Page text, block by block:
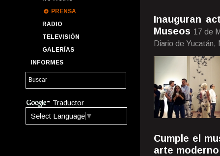
PRENSA
RADIO
TELEVISIÓN
GALERÍAS
INFORMES
Traductor
Select Language ▼
Inauguran
Museos 17 de
Diario de
Cumple el
arte